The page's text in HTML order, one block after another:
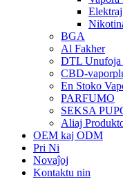
BGA
Al Fakher
DTL Unufoja
CBD-
En Stoko
PARFUMO
SEKSA
Aliaj
OEM kaj ODM
Pri Ni
Novaĵoj
Kontaktu nin